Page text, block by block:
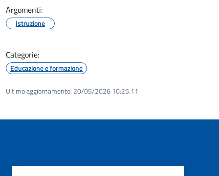
Argomenti:
Istruzione
Categorie:
Educazione e formazione
Ultimo aggiornamento: 20/05/2026 10:25.11